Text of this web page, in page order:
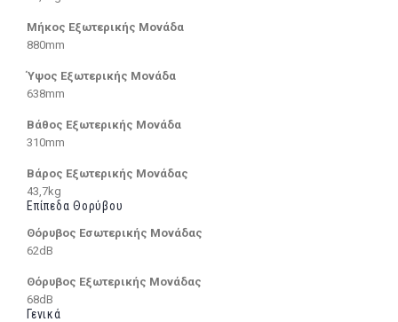
Μήκος Εξωτερικής Μονάδα
880mm
Ύψος Εξωτερικής Μονάδα
638mm
Βάθος Εξωτερικής Μονάδα
310mm
Βάρος Εξωτερικής Μονάδας
43,7kg
Επίπεδα Θορύβου
Θόρυβος Εσωτερικής Μονάδας
62dB
Θόρυβος Εξωτερικής Μονάδας
68dB
Γενικά